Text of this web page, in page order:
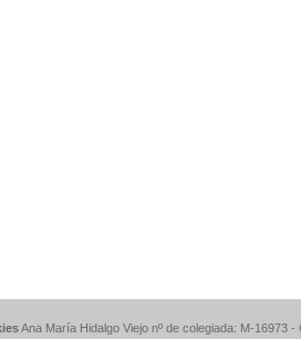
Ana María Hidalgo Viejo nº de colegiada: M-16973